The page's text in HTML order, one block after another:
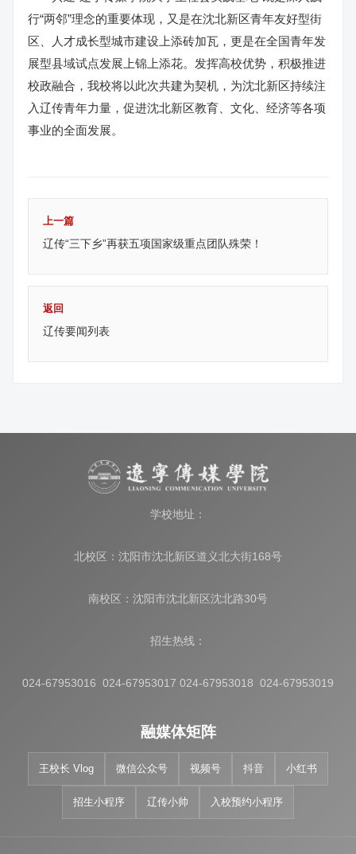
行“两邻”理念的重要体现，又是在沈北新区青年友好型街
区、人才成长型城市建设上添砖加瓦，更是在全国青年发
展型县域试点发展上锦上添花。发挥高校优势，积极推进
校政融合，我校将以此次共建为契机，为沈北新区持续注
入辽传青年力量，促进沈北新区教育、文化、经济等各项
事业的全面发展。
上一篇
辽传“三下乡”再获五项国家级重点团队殊荣！
返回
辽传要闻列表
学校地址：
北校区：沈阳市沈北新区道义北大街168号
南校区：沈阳市沈北新区沈北路30号
招生热线：
024-67953016 024-67953017 024-67953018 024-67953019
融媒体矩阵
王校长 Vlog 微信公众号 视频号 抖音 小红书
招生小程序 辽传小帅 入校预约小程序